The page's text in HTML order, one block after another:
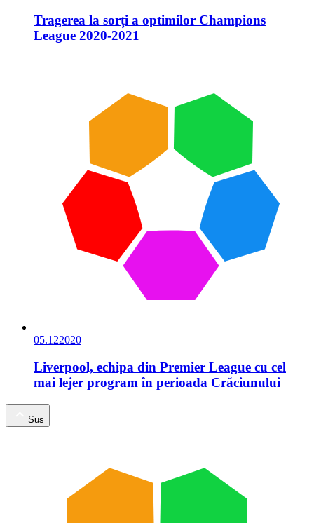
Tragerea la sorți a optimilor Champions
League 2020-2021
05.122020
Liverpool, echipa din Premier League cu cel
mai lejer program în perioada Crăciunului
Sus